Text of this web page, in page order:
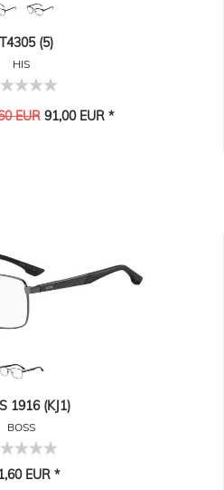
(5)
HIS
EUR91,00 EUR *
1916 (KJ1)
BOSS
EUR *